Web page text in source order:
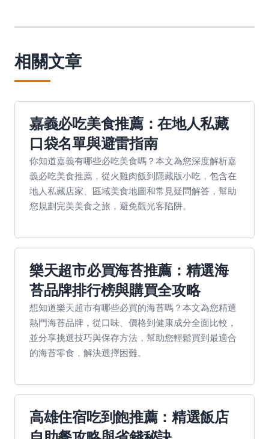
相關文章
嘉義必吃美食推薦：在地人私藏
口袋名單與避雷指南
你知道嘉義有哪些必吃美食嗎？本文為您深度解析嘉
義必吃美食推薦，從火雞肉飯到隱藏版小吃，包含在
地人私藏店家、區域美食地圖和常見疑問解答，幫助
您規劃完美美食之旅，避免觀光客陷阱。
樂天超市必買海苔推薦：精選海
苔品牌排行榜與購買全攻略
想知道樂天超市有哪些必買的海苔嗎？本文為您精選
熱門海苔品牌，從口味、價格到健康成分全面比較，
並分享挑選技巧與保存方法，幫助您輕鬆買到最適合
的海苔零食，解決選擇困難。
高雄住宿吃到飽推薦：精選飯店